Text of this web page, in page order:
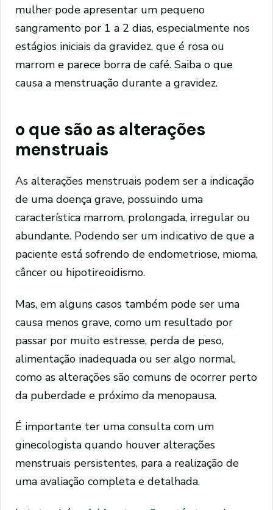
mulher pode apresentar um pequeno
sangramento por 1 a 2 dias, especialmente nos
estágios iniciais da gravidez, que é rosa ou
marrom e parece borra de café. Saiba o que
causa a menstruação durante a gravidez.
o que são as alterações
menstruais
As alterações menstruais podem ser a indicação
de uma doença grave, possuindo uma
característica marrom, prolongada, irregular ou
abundante. Podendo ser um indicativo de que a
paciente está sofrendo de endometriose, mioma,
câncer ou hipotireoidismo.
Mas, em alguns casos também pode ser uma
causa menos grave, como um resultado por
passar por muito estresse, perda de peso,
alimentação inadequada ou ser algo normal,
como as alterações são comuns de ocorrer perto
da puberdade e próximo da menopausa.
É importante ter uma consulta com um
ginecologista quando houver alterações
menstruais persistentes, para a realização de
uma avaliação completa e detalhada.